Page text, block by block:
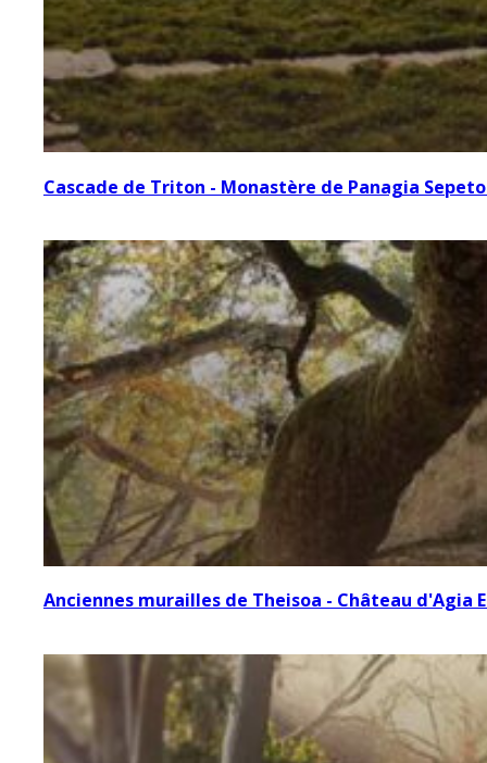
Cascade de Triton - Monastère de Panagia
Anciennes murailles de Theisoa - Château d'Agia